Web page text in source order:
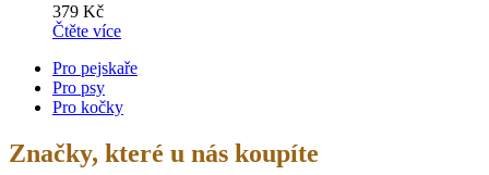
379 Kč
Čtěte více
Pro pejskaře
Pro psy
Pro kočky
Značky, které u nás koupíte